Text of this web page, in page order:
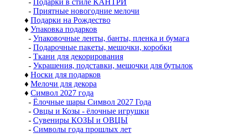
- Подарки в стиле КАНТРИ
- Приятные новогодние мелочи
♦ Подарки на Рождество
♦ Упаковка подарков
- Упаковочные ленты, банты, пленка и бумага
- Подарочные пакеты, мешочки, коробки
- Ткани для декорирования
- Украшения, подставки, мешочки для бутылок
♦ Носки для подарков
♦ Мелочи для декора
♦ Символ 2027 года
- Ёлочные шары Символ 2027 Года
- Овцы и Козы - ёлочные игрушки
- Сувениры КОЗЫ и ОВЦЫ
- Символы года прошлых лет